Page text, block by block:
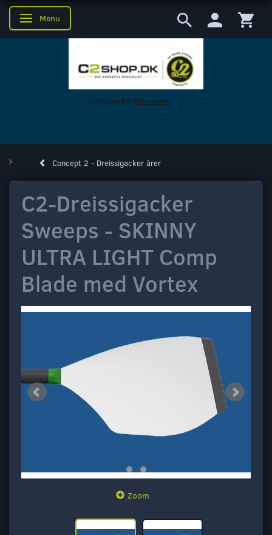
Skifte navigation
Menu
Concept 2 - Dreissigacker årer
C2-Dreissigacker
Sweeps - SKINNY
ULTRA LIGHT Comp
Blade med Vortex
Zoom